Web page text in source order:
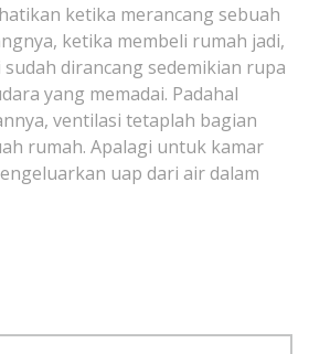
ketika merancang sebuah
ketika membeli rumah jadi,
dirancang sedemikian rupa
yang memadai. Padahal
ventilasi tetaplah bagian
rumah. Apalagi untuk kamar
uap dari air dalam